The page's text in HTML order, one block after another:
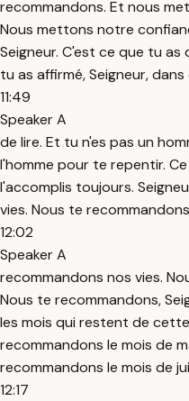
recommandons. Et nous
Nous mettons notre
Seigneur. C'est ce que tu
tu as affirmé, Seigneur,
11:49
Speaker A
de lire. Et tu n'es pas un
l'homme pour te repentir.
l'accomplis toujours.
vies. Nous te
12:02
Speaker A
recommandons nos vies.
Nous te recommandons,
les mois qui restent de
recommandons le mois de
recommandons le mois de
12:17